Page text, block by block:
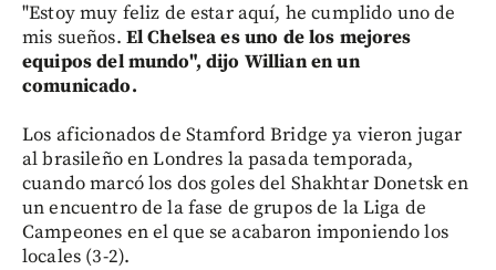
"Estoy muy feliz de estar aquí, he cumplido uno de
mis sueños. El Chelsea es uno de los mejores
equipos del mundo", dijo Willian en un
comunicado.
Los aficionados de Stamford Bridge ya vieron jugar
al brasileño en Londres la pasada temporada,
cuando marcó los dos goles del Shakhtar Donetsk en
un encuentro de la fase de grupos de la Liga de
Campeones en el que se acabaron imponiendo los
locales (3-2).